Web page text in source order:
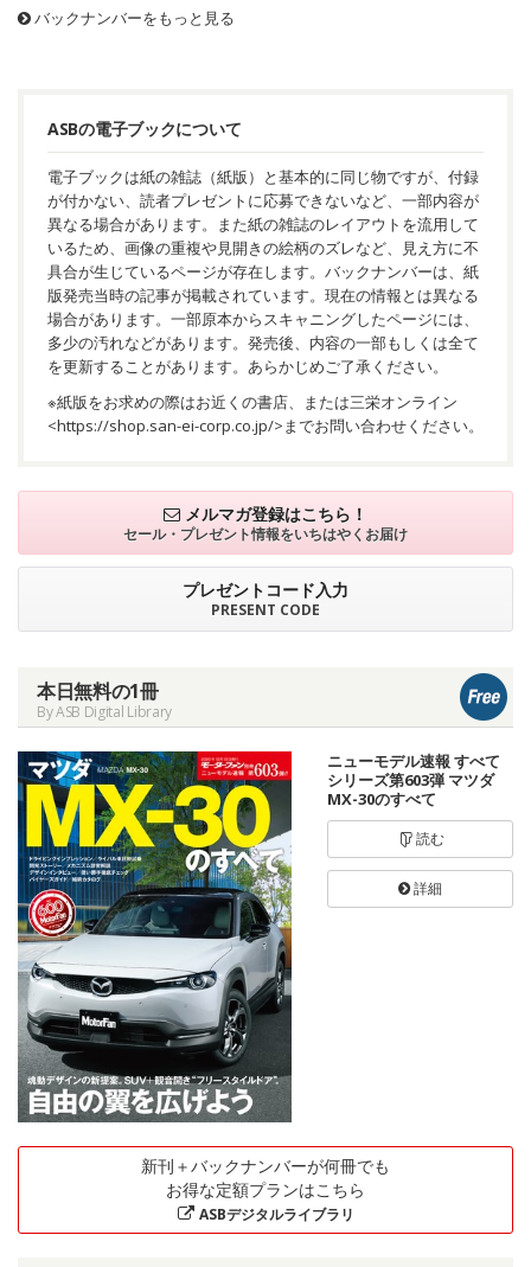
バックナンバーをもっと見る
ASBの電子ブックについて
電子ブックは紙の雑誌（紙版）と基本的に同じ物ですが、付録
が付かない、読者プレゼントに応募できないなど、一部内容が
異なる場合があります。また紙の雑誌のレイアウトを流用して
いるため、画像の重複や見開きの絵柄のズレなど、見え方に不
具合が生じているページが存在します。バックナンバーは、紙
版発売当時の記事が掲載されています。現在の情報とは異なる
場合があります。一部原本からスキャニングしたページには、
多少の汚れなどがあります。発売後、内容の一部もしくは全て
を更新することがあります。あらかじめご了承ください。
※紙版をお求めの際はお近くの書店、または三栄オンライン
<https://shop.san-ei-corp.co.jp/>までお問い合わせください。
メルマガ登録はこちら！
セール・プレゼント情報をいちはやくお届け
プレゼントコード入力
PRESENT CODE
本日無料の1冊
By ASB Digital Library
ニューモデル速報 すべて
シリーズ第603弾 マツダ
MX-30のすべて
読む
詳細
新刊＋バックナンバーが何冊でも
お得な定額プランはこちら
ASBデジタルライブラリ